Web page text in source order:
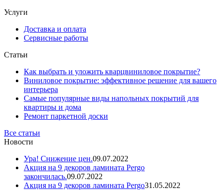
Услуги
Доставка и оплата
Сервисные работы
Статьи
Как выбрать и уложить кварцвиниловое покрытие?
Виниловое покрытие: эффективное решение для вашего
интерьера
Самые популярные виды напольных покрытий для
квартиры и дома
Ремонт паркетной доски
Все статьи
Новости
Ура! Снижение цен.09.07.2022
Акция на 9 декоров ламината Pergo
закончилась.09.07.2022
Акция на 9 декоров ламината Pergo31.05.2022